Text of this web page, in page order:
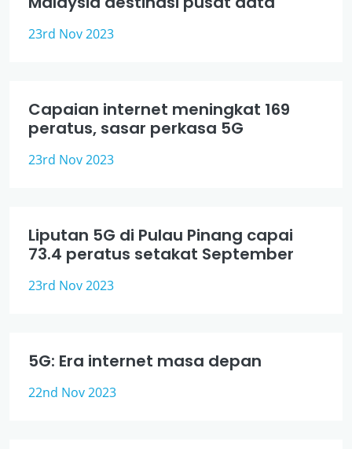
23rd Nov 2023
Capaian internet meningkat 169
peratus, sasar perkasa 5G
23rd Nov 2023
Liputan 5G di Pulau Pinang capai
73.4 peratus setakat September
23rd Nov 2023
5G: Era internet masa depan
22nd Nov 2023